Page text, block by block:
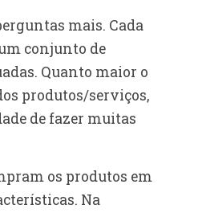
mais. Cada
conjunto de
Quanto maior o
produtos/serviços,
de fazer muitas
os produtos em
Na